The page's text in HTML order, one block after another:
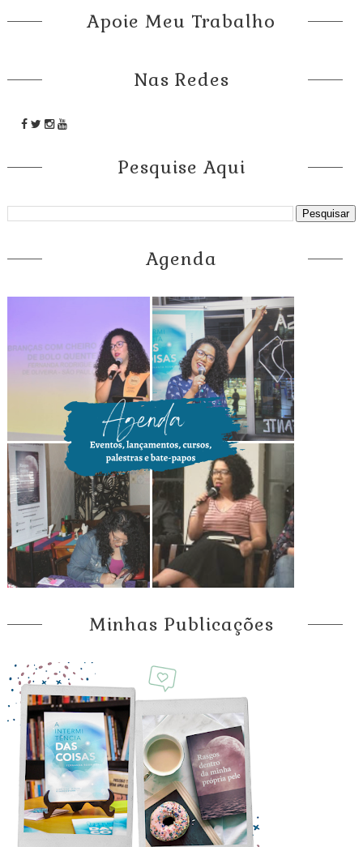
Apoie Meu Trabalho
Nas Redes
Pesquise Aqui
Agenda
Minhas Publicações